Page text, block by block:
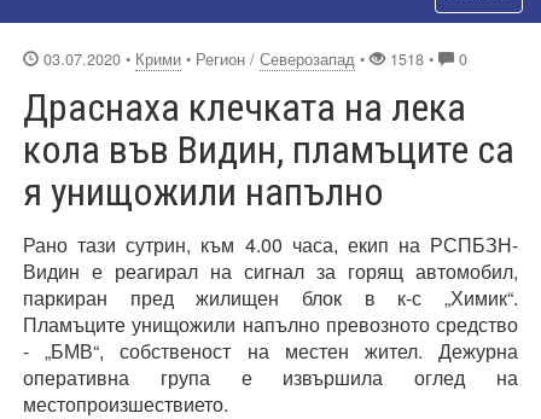
03.07.2020 • Крими • Регион / Северозапад • 1518 • 0
Драснаха клечката на лека
кола във Видин, пламъците са
я унищожили напълно
Рано тази сутрин, към 4.00 часа, екип на РСПБЗН-
Видин е реагирал на сигнал за горящ автомобил,
паркиран пред жилищен блок в к-с „Химик“.
Пламъците унищожили напълно превозното средство
- „БМВ“, собственост на местен жител. Дежурна
оперативна група е извършила оглед на
местопроизшествието.